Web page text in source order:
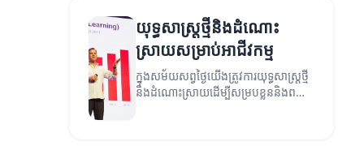
យុទ្ធសាស្ត្រថ្មីនិងដំណោះ
ស្រាយសម្រាប់អាជីវកម្ម
ក្នុងសម័យសព្វថ្ងៃយើងត្រូវការយុទ្ធសាស្ត្រថ្មី
និងដំណោះស្រាយដើម្បីសម្របខ្លួននិងពង្រីក